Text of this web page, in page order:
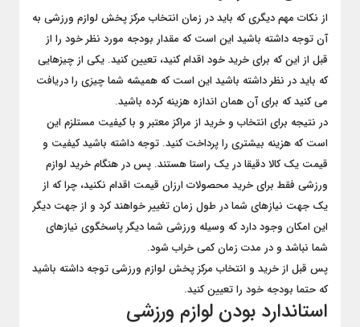
از نکات مهم دیگری که باید در زمان انتخاب مرکز پخش لوازم ورزشی به
آن توجه داشته باشید این است که مقدار بودجه مورد نظر خود را از
قبل از این که برای خرید خود اقدام کنید، تعیین کنید. یکی از چیزهایی
که باید در نظر داشته باشید این است که همیشه شما چیزی را دریافت
می کنید که برای آن همان اندازه هزینه کرده باشید.
در نتیجه برای انتخاب و خرید از مراکز معتبر و با کیفیت مستلزم این
است که هزینه بیشتری را پرداخت کنید. توجه داشته باشید کیفیت و
قیمت یک کالا دقیقا در یک راستا هستند. پس در هنگام خرید لوازم
ورزشی فقط برای خرید محصولات ارزان قیمت اقدام نکنید، چرا که از
یک جهت نیازهای شما در طول زمان تغییر خواهند کرد و از جهت دیگر
این امکان وجود دارد که وسیله ورزشی شما دیگر پاسخگوی نیازهای
شما نباشد و در مدت زمان کمی خراب شود.
پس قبل از خرید و انتخاب مرکز پخش لوازم ورزشی توجه داشته باشید
که حتما بودجه خود را تعیین کنید.
استاندارد بودن لوازم ورزشی